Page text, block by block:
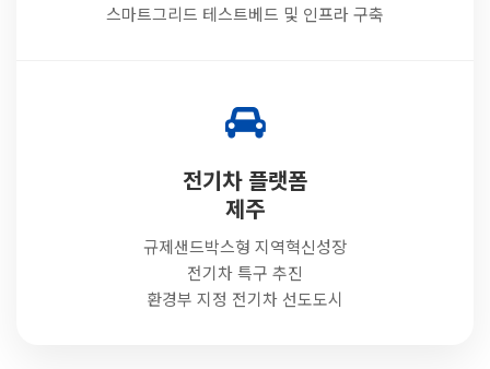
스마트그리드 테스트베드 및 인프라 구축
전기차 플랫폼
제주
규제샌드박스형 지역혁신성장
전기차 특구 추진
환경부 지정 전기차 선도도시